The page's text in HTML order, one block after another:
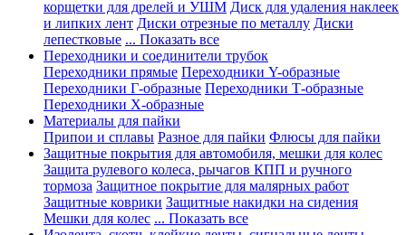
корщетки для дрелей и УШМ Диск для удаления наклеек
и липких лент Диски отрезные по металлу Диски
лепестковые ... Показать все
Переходники и соединители трубок
Переходники прямые Переходники Y-образные
Переходники Г-образные Переходники Т-образные
Переходники Х-образные
Материалы для пайки
Припои и сплавы Разное для пайки Флюсы для пайки
Защитные покрытия для автомобиля, мешки для колес
Защита рулевого колеса, рычагов КПП и ручного
тормоза Защитное покрытие для малярных работ
Защитные коврики Защитные накидки на сидения
Мешки для колес ... Показать все